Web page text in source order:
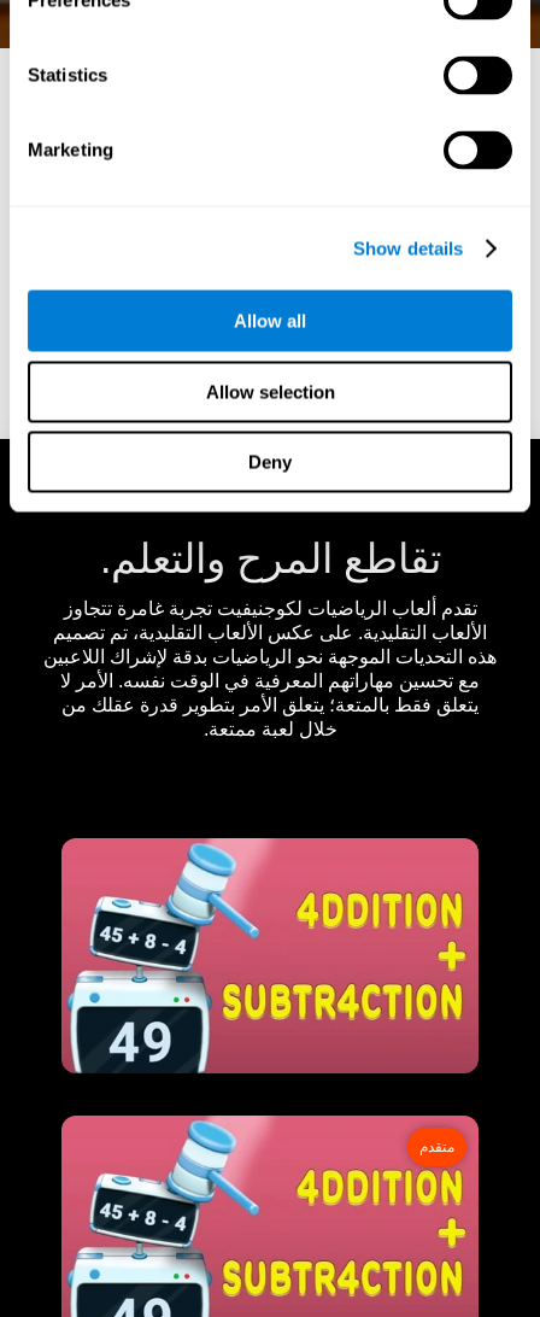
Statistics
Marketing
Show details
Allow all
Allow selection
Deny
ألعاب الرياضيات الممتعة:
تعلم مع تحفيز حدة الإدراك
كرائد في الجمع بين الترفيه والفوائد المعرفية. انغمس في عالم
اللعب مع علم التعزيز العقلي.
الابتداء
تقاطع المرح والتعلم.
تقدم ألعاب الرياضيات لكوجنيفيت تجربة غامرة تتجاوز
الألعاب التقليدية. على عكس الألعاب التقليدية، تم تصميم
هذه التحديات الموجهة نحو الرياضيات بدقة لإشراك اللاعبين
مع تحسين مهاراتهم المعرفية في الوقت نفسه. الأمر لا
يتعلق فقط بالمتعة؛ يتعلق الأمر بتطوير قدرة عقلك من
خلال لعبة ممتعة.
متقدم